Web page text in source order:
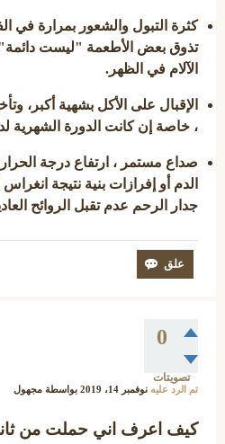
كثرة التبول والشعور بمرارة في
تذوق بعض الأطعمة "ليست
الآلام في الظهر.
الإقبال على الأكل بشهية أكبر،
، خاصة إن كانت الدورة الشهرية
صداع مستمر ، ارتفاع درجة
الدم أو إفرازات بنية نتيجة
جدار الرحم عدم تقبل الروائح
0
تصويتات
تم الرد عليه نوفمبر 14، 2019 بواسطة مجهول
كيف اعرف اني حملت من